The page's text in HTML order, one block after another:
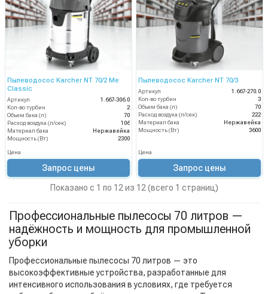
Пылеводосос Karcher NT 70/2 Me
Classic
Артикул
1.667-306.0
Кол-во турбин
2
Объем бака (л)
70
Расход воздуха (л/сек)
106
Материал бака
Нержавейка
Мощность (Вт)
2300
Цена
Запрос цены
Пылеводосос Karcher NT 70/3
Артикул
1.667-270.0
Кол-во турбин
3
Объем бака (л)
70
Расход воздуха (л/сек)
222
Материал бака
Нержавейка
Мощность (Вт)
3600
Цена
Запрос цены
Показано с 1 по 12 из 12 (всего 1 страниц)
Профессиональные пылесосы 70 литров —
надёжность и мощность для промышленной
уборки
Профессиональные пылесосы 70 литров — это
высокоэффективные устройства, разработанные для
интенсивного использования в условиях, где требуется